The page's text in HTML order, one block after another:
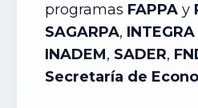
programas FAPPA y
SAGARPA, INTEGRA
INADEM, SADER,
Secretaría de